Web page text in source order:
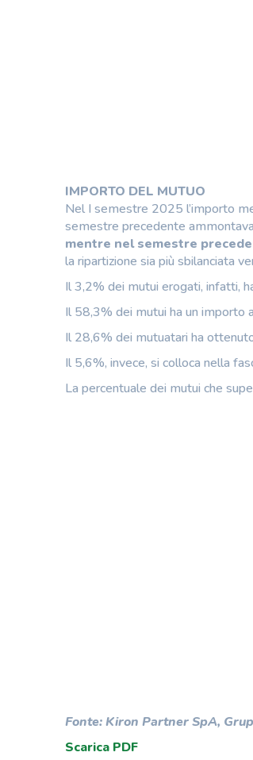
IMPORTO DEL MUTUO
Nel I semestre 2025 l’importo
semestre precedente
mentre nel semestre
la ripartizione sia più sbilanciata
Il 3,2% dei mutui erogati, infatti,
Il 58,3% dei mutui ha un
Il 28,6% dei mutuatari ha
Il 5,6%, invece, si colloca nella
La percentuale dei mutui che
Fonte: Kiron Partner SpA,
Scarica PDF